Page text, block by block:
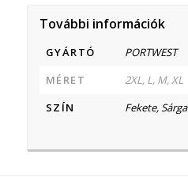
További információk
GYÁRTÓ
PORTWEST
MÉRET
2XL, L, M, XL
SZÍN
Fekete, Sárga